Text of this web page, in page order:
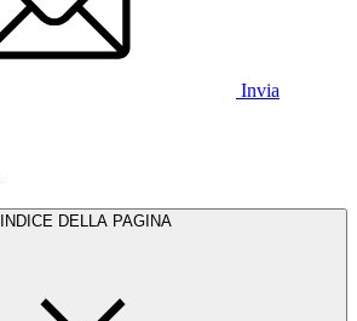
Invia
INDICE DELLA PAGINA